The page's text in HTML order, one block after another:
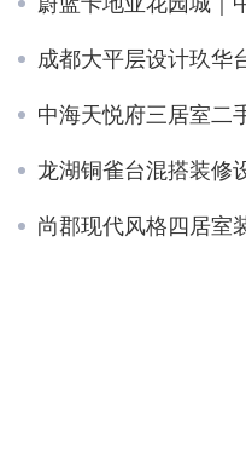
成都大平层设计玖华
中海天悦府三居室二
龙湖铜雀台混搭装修设计
尚郡现代风格四居室